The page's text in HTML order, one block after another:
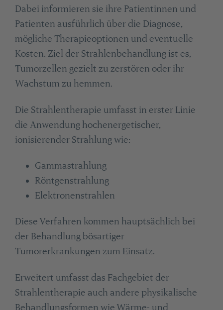
Dabei informieren sie ihre Patientinnen und
Patienten ausführlich über die Diagnose,
mögliche Therapieoptionen und eventuelle
Kosten. Ziel der Strahlenbehandlung ist es,
Tumorzellen gezielt zu zerstören oder ihr
Wachstum zu hemmen.
Die Strahlentherapie umfasst in erster Linie
die Anwendung hochenergetischer,
ionisierender Strahlung wie:
Gammastrahlung
Röntgenstrahlung
Elektronenstrahlen
Diese Verfahren kommen hauptsächlich bei
der Behandlung bösartiger
Tumorerkrankungen zum Einsatz.
Erweitert umfasst das Fachgebiet der
Strahlentherapie auch andere physikalische
Behandlungsformen wie Wärme- und